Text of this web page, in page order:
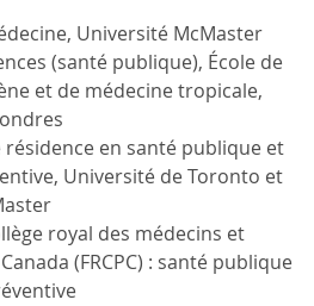
Université McMaster
(santé publique), École de
et de médecine tropicale,
en santé publique et
Université de Toronto et
royal des médecins et
(FRCPC) : santé publique